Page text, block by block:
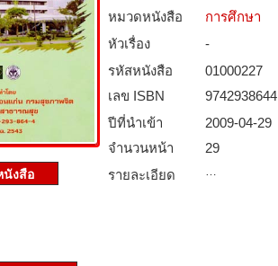
หมวดหนังสือ­
การศึกษา
หัวเรื่อง
-
รหัสหนังสือ­
01000227
เลข ISBN
9742938644
ปีที่นำเข้า
2009-04-29
จำนวนหน้า
29
รายละเอียด
…